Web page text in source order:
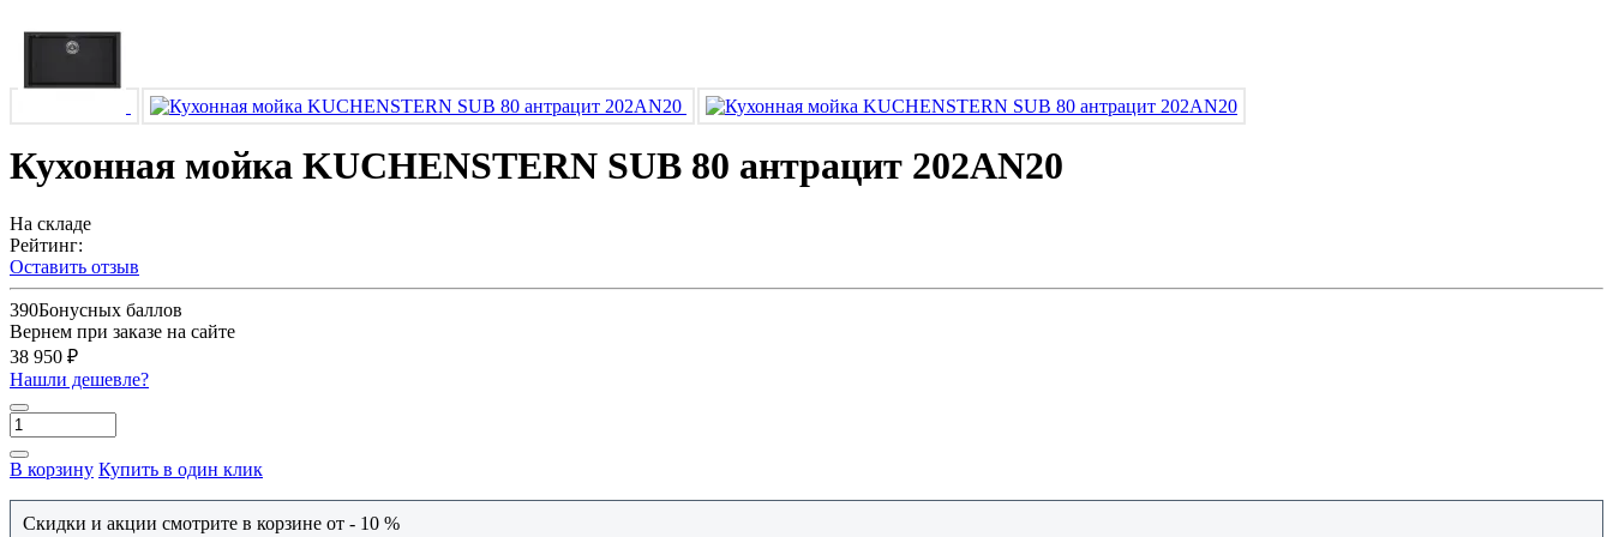
Кухонная мойка KUCHENSTERN SUB 80 антрацит 202AN20
На складе
Рейтинг:
Оставить отзыв
390Бонусных баллов
Вернем при заказе на сайте
38 950 ₽
Нашли дешевле?
В корзину Купить в один клик
Скидки и акции смотрите в корзине от - 10 %